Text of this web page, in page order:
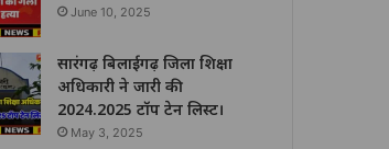
June 10, 2025
सारंगढ़ बिलाईगढ़ जिला शिक्षा
अधिकारी ने जारी की
2024.2025 टॉप टेन लिस्ट।
May 3, 2025